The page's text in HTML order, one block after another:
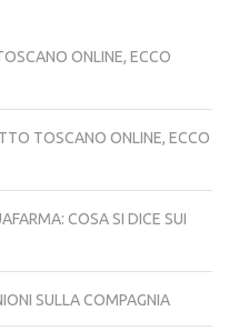
ONLINE, ECCO
TOSCANO ONLINE, ECCO
COSA SI DICE SUI
SULLA COMPAGNIA